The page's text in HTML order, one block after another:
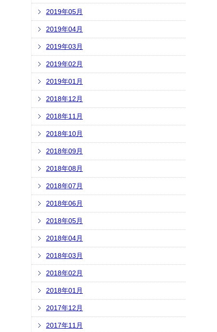
2019年05月
2019年04月
2019年03月
2019年02月
2019年01月
2018年12月
2018年11月
2018年10月
2018年09月
2018年08月
2018年07月
2018年06月
2018年05月
2018年04月
2018年03月
2018年02月
2018年01月
2017年12月
2017年11月